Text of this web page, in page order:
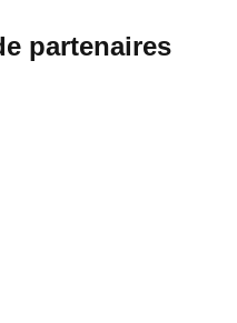
partenaires